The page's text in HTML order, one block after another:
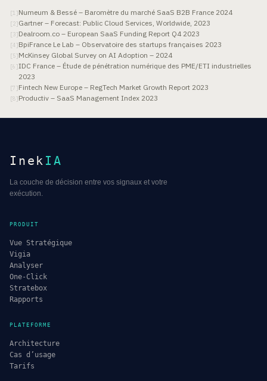
[1 ]Numeum & Bessé – Baromètre du marché SaaS B2B France 2024
[2]Gartner – Forecast: Public Cloud Services, Worldwide, 2023
[ 3]Dealroom.co – European SaaS Funding Report Q4 2023
[4 ]BpiFrance Le Lab – Observatoire des startups françaises 2023
[5]McKinsey Global Survey on AI Adoption – 2024
[6 ]IDC France – Étude de pénétration numérique des PME/ETI industrielles
2023
[7 ]Fintech New Europe – RegTech Market Growth Report 2023
[8]Productiv – SaaS Management Index 2023
Inek IA
La couche de décision entre vos signaux et votre
exécution.
PRODUIT
Vue Stratégique
Vigia
Analyser
One-Click
Stratebox
Rapports
PLATEFORME
Architecture
Cas d’usage
Tarifs